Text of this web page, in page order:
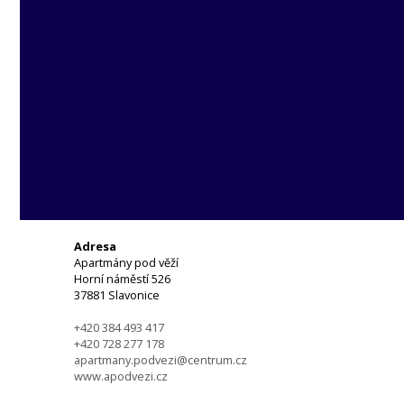
Adresa
Apartmány pod věží
Horní náměstí 526
37881 Slavonice
+420 384 493 417
+420 728 277 178
apartmany.podvezi@centrum.cz
www.apodvezi.cz